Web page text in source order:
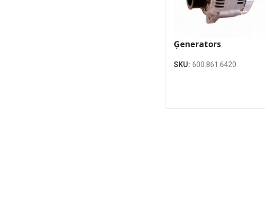
Ģenerators
SKU: 600.861.6420